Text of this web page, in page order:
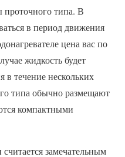
типа. В
в период движения
цена вас по
жидкость будет
в течение нескольких
типа обычно размещают
компактными
замечательным